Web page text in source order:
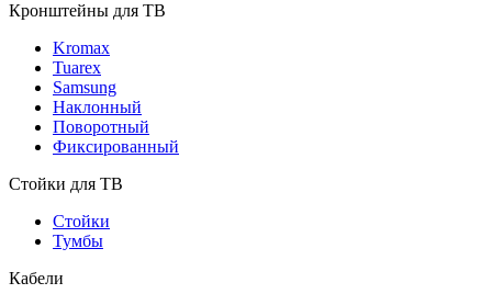
Кронштейны для ТВ
Kromax
Tuarex
Samsung
Наклонный
Поворотный
Фиксированный
Стойки для ТВ
Стойки
Тумбы
Кабели